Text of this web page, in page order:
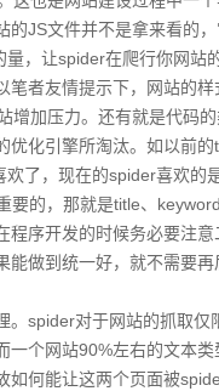
的JS文件并不是拿来看的
，让spider在爬行你网站
笔者友情提示下，网站的样
增加压力。还有就是代码
优化引擎所淘汰。如以前
了，现在的spider喜欢的
要的，那就是title、
程序开发的时候务必要注意
能做到统一好，就不需要
spider对于网站的抓取仅
一个网站90%左右的文本类
如何能让这两个页面被